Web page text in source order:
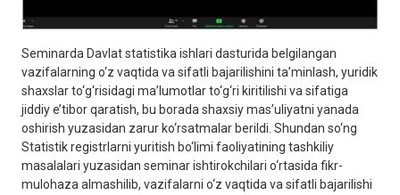
Seminarda Davlat statistika ishlari dasturida belgilangan
vazifalarning o‘z vaqtida va sifatli bajarilishini ta’minlash, yuridik
shaxslar to‘g‘risidagi ma’lumotlar to‘g‘ri kiritilishi va sifatiga
jiddiy e’tibor qaratish, bu borada shaxsiy mas’uliyatni yanada
oshirish yuzasidan zarur ko‘rsatmalar berildi. Shundan so‘ng
Statistik registrlarni yuritish bo‘limi faoliyatining tashkiliy
masalalari yuzasidan seminar ishtirokchilari o‘rtasida fikr-
mulohaza almashilib, vazifalarni o‘z vaqtida va sifatli bajarilishi